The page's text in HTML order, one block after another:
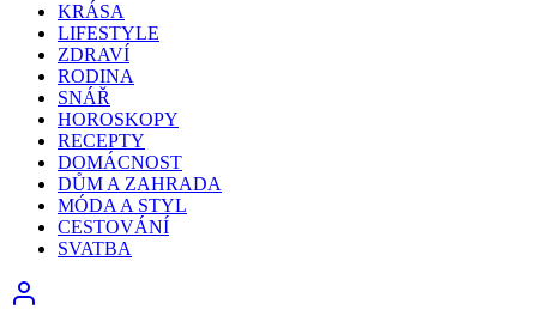
KRÁSA
LIFESTYLE
ZDRAVÍ
RODINA
SNÁŘ
HOROSKOPY
RECEPTY
DOMÁCNOST
DŮM A ZAHRADA
MÓDA A STYL
CESTOVÁNÍ
SVATBA